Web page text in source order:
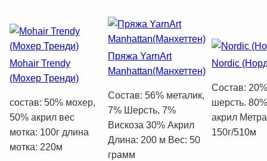
Mohair Trendy
(Мохер Тренди)
состав: 50% мохер,
50% акрил вес
мотка: 100г длина
мотка: 220м
Пряжа YarnArt
Manhattan(Манхеттен)
Состав: 56% металик,
7% Шерсть, 7%
Вискоза 30% Акрил
Длина: 200 м Вес: 50
грамм
Nordic
Состав: 20%
шерсть. 80%
акрил
150г/510м